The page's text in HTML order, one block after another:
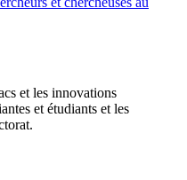
et les innovations
et étudiants et les